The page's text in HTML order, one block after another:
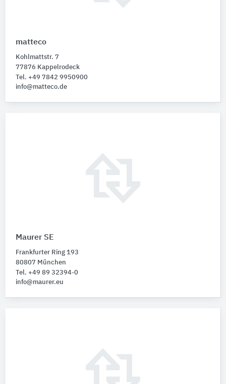
matteco
Kohlmattstr. 7
77876 Kappelrodeck
Tel. +49 7842 9950900
info@matteco.de
Maurer SE
Frankfurter Ring 193
80807 München
Tel. +49 89 32394-0
info@maurer.eu